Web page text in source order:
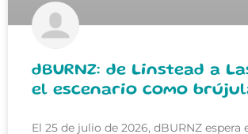
dBURNZ: de Linstead a
el escenario como
El 25 de julio de 2026, dBURNZ espera